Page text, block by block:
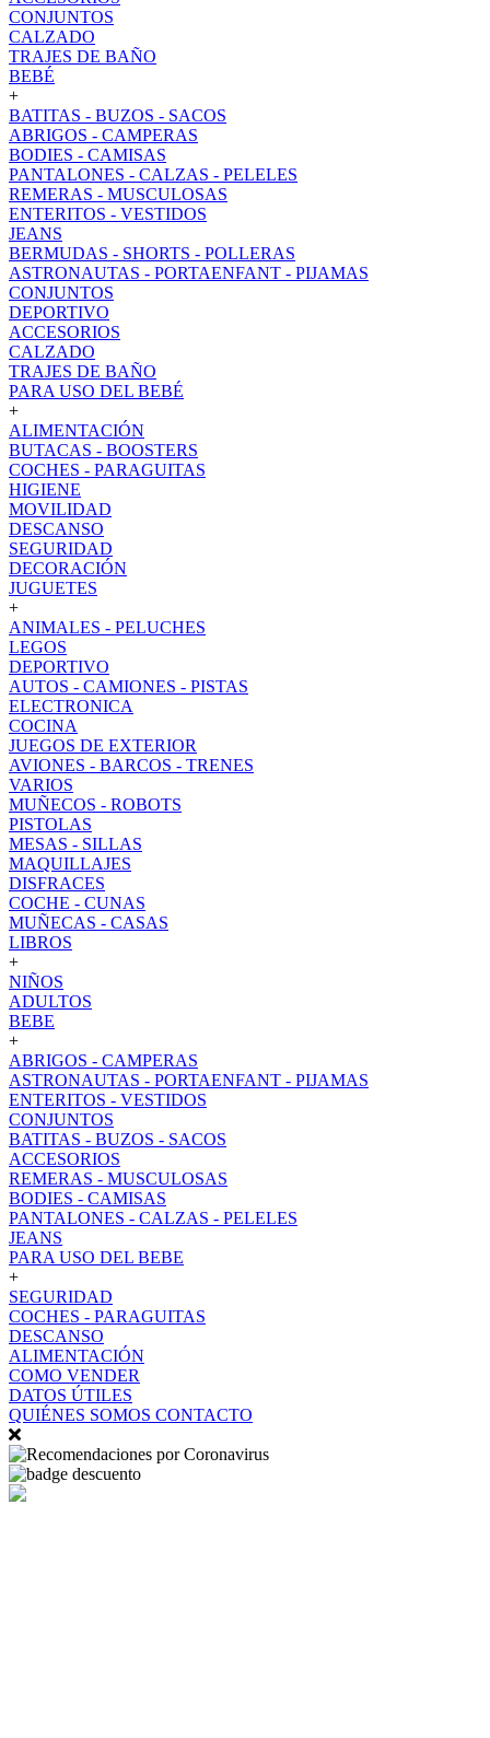
CONJUNTOS
CALZADO
TRAJES DE BAÑO
BEBÉ
+
BATITAS - BUZOS - SACOS
ABRIGOS - CAMPERAS
BODIES - CAMISAS
PANTALONES - CALZAS - PELELES
REMERAS - MUSCULOSAS
ENTERITOS - VESTIDOS
JEANS
BERMUDAS - SHORTS - POLLERAS
ASTRONAUTAS - PORTAENFANT - PIJAMAS
CONJUNTOS
DEPORTIVO
ACCESORIOS
CALZADO
TRAJES DE BAÑO
PARA USO DEL BEBÉ
+
ALIMENTACIÓN
BUTACAS - BOOSTERS
COCHES - PARAGUITAS
HIGIENE
MOVILIDAD
DESCANSO
SEGURIDAD
DECORACIÓN
JUGUETES
+
ANIMALES - PELUCHES
LEGOS
DEPORTIVO
AUTOS - CAMIONES - PISTAS
ELECTRONICA
COCINA
JUEGOS DE EXTERIOR
AVIONES - BARCOS - TRENES
VARIOS
MUÑECOS - ROBOTS
PISTOLAS
MESAS - SILLAS
MAQUILLAJES
DISFRACES
COCHE - CUNAS
MUÑECAS - CASAS
LIBROS
+
NIÑOS
ADULTOS
BEBE
+
ABRIGOS - CAMPERAS
ASTRONAUTAS - PORTAENFANT - PIJAMAS
ENTERITOS - VESTIDOS
CONJUNTOS
BATITAS - BUZOS - SACOS
ACCESORIOS
REMERAS - MUSCULOSAS
BODIES - CAMISAS
PANTALONES - CALZAS - PELELES
JEANS
PARA USO DEL BEBE
+
SEGURIDAD
COCHES - PARAGUITAS
DESCANSO
ALIMENTACIÓN
COMO VENDER
DATOS ÚTILES
QUIÉNES SOMOS CONTACTO